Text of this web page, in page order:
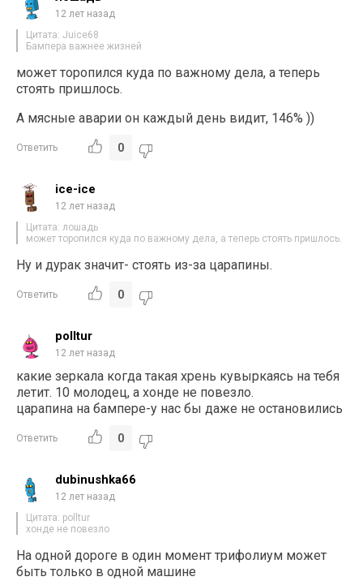
12 лет назад
Цитата: Juice68
Бампера важнее жизней
может торопился куда по важному дела, а теперь
стоять пришлось.
А мясные аварии он каждый день видит, 146% ))
Ответить 0
ice-ice
12 лет назад
Цитата: лошадь
может торопился куда по важному дела, а теперь стоять пришлось.
Ну и дурак значит- стоять из-за царапины.
Ответить 0
polltur
12 лет назад
какие зеркала когда такая хрень кувыркаясь на тебя
летит. 10 молодец, а хонде не повезло.
царапина на бампере-у нас бы даже не остановились
Ответить 0
dubinushka66
12 лет назад
Цитата: polltur
хонде не повезло
На одной дороге в один момент трифолиум может
быть только в одной машине